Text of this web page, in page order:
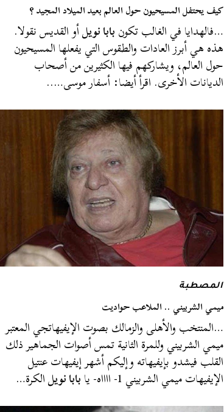
كيف يحتفل المسيحيون حول العالم بعيد الميلاد المجيد ؟
…فالهدايا في الغالب تكونبابا نويلأو القديس نقولا.
هذه هي أبرز العادات والطقوس التي يفعلها المسيحيون
حول العالم، ويشاركهم فيها الكثيرين من أصحاب
الديانات الأخرى. اقرأ أيضا: أسفار موسى…..
المصطبة
ميمي الشربيني .. الملاعب حواديت
…المنتخب والأهلى والزمالك بصوت الإيفيهاتجي المعتبر
ميمي الشربيني وللمرة الثانية تمس أصوات الجماهير ذلك
القلب فيشدو بإيفيهاته وإليكم أشهر إيفيهات عنتيل
الإيفيهات ميمي الشربيني 1- ااااه- يا بابا نويلالكرة…